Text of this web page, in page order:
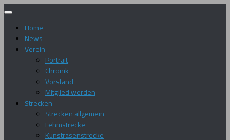
Zum
springenHome
News
Verein
Portrait
Chronik
Vorstand
Mitglied werden
Strecken
Strecken allgemein
Lehmstrecke
Kunstrasenstrecke